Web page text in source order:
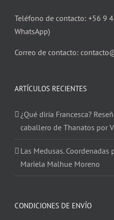
Teléfono de contacto: +56 9
WhatsApp)
Correo de contacto:
ARTÍCULOS RECIENTES
¿Qué diría Francesca?
caballero de Thanatos por
Las Medusas.
Mariela Malhue Moreno
CONDICIONES DE ENVÍO